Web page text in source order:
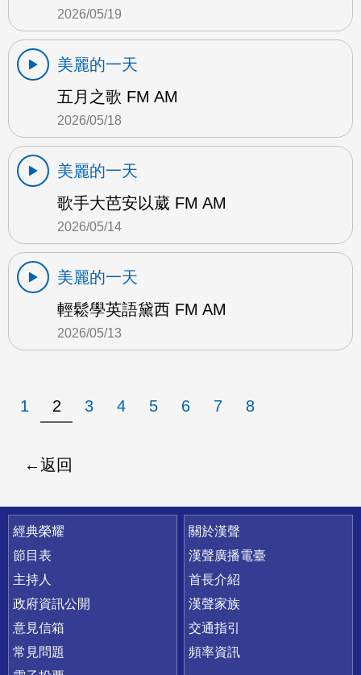
2026/05/19
美麗的一天
五月之歌 FM AM
2026/05/18
美麗的一天
歌手大芭安以葳 FM AM
2026/05/14
美麗的一天
輕鬆學英語黛西 FM AM
2026/05/13
1 2 3 4 5 6 7 8
返回
快速連結
經典榮耀
節目表
主持人
政府資訊公開
意見信箱
常見問題
關於漢聲
漢聲廣播電臺
首長介紹
漢聲家族
交通指引
頻率資訊